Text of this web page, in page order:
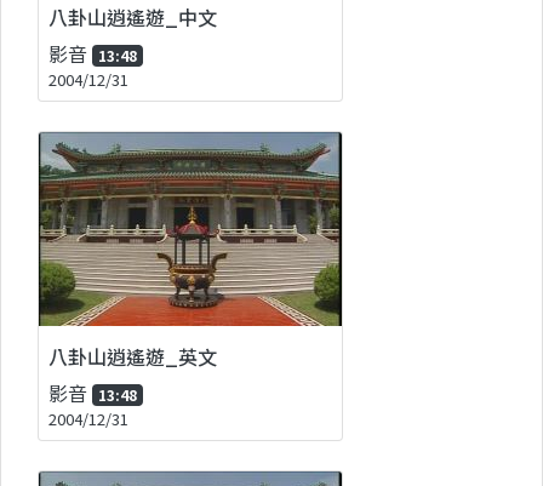
八卦山逍遙遊_中文
影音 13:48
2004/12/31
八卦山逍遙遊_英文
影音 13:48
2004/12/31